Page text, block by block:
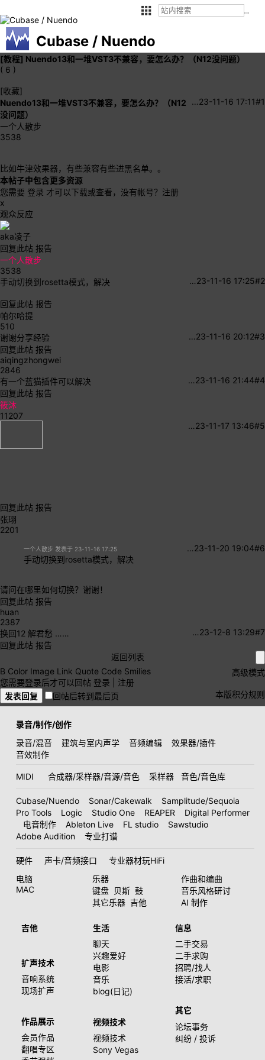
Cubase / Nuendo
[教程] Nuendo13和一堆VST3不兼容，要怎么办？（N12没问题）
( 6 )
[收藏]
#1
23-11-16 17:11
…
Nuendo13和一堆VST3不兼容，要怎么办？（N12
没问题）
一个人散步
3538
比如牛津效果器，有些兼容有些进黑名单。。
本帖子中包含更多资源
您需要 登录 才可以下载或查看，没有帐号？ 注册
x
观众反应
aka凌子
回复此帖 报告
一个人散步
3538
#2
23-11-16 17:25
…
手动切换到rosetta模式，解决
回复此帖 报告
帕尔哈提
510
#3
23-11-16 20:12
…
谢谢分享经验
回复此帖 报告
aiqingzhongwei
2846
#4
23-11-16 21:44
…
有一个蓝猫插件可以解决
回复此帖 报告
筱沐
11207
#5
23-11-17 13:46
…
回复此帖 报告
张珝
2201
#6
23-11-20 19:04
…
一个人散步 发表于 23-11-16 17:25
手动切换到rosetta模式，解决
请问在哪里如何切换？谢谢！
回复此帖 报告
huan
2387
#7
23-12-8 13:29
…
换回12 解君愁 ……
回复此帖 报告
返回列表
高级模式
B Color Image Link Quote Code Smilies
您需要登录后才可以回帖 登录
注册
本版积分规则
发表回复 回帖后转到最后页
录音/制作/创作
录音/混音
建筑与室内声学 音频编辑
效果器/插件
音效制作
MIDI 合成器/采样器/音源/音色 采样器 音色/音色库
Cubase/Nuendo Sonar/Cakewalk
Samplitude/Sequoia
Pro Tools
Logic Studio One REAPER
Digital Performer
电音制作
Ableton Live FL studio
Sawstudio
Adobe Audition
专业打谱
硬件 声卡/音频接口
专业器材玩HiFi
电脑
MAC
乐器
键盘 贝斯 鼓
其它乐器 吉他
作曲和编曲
音乐风格研讨
AI 制作
吉他
扩声技术
音响系统
现场扩声
作品展示
会员作品
翻唱专区
生活
聊天
兴趣爱好
电影
音乐
blog(日记)
视频技术
视频技术
Sony Vegas
信息
二手交易
二手求购
招聘/找人
接活/求职
其它
论坛事务
纠纷 / 投诉